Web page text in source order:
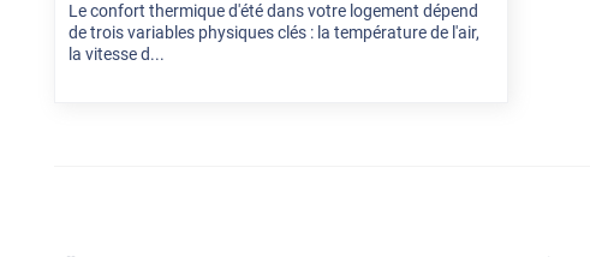
Le confort thermique d'été dans votre logement dépend
de trois variables physiques clés : la température de l'air,
la vitesse d...